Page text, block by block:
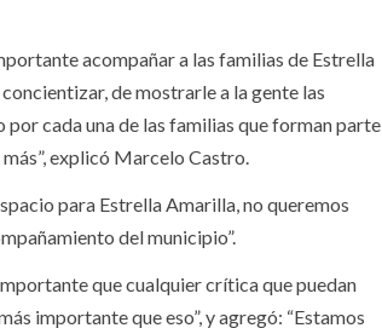
acompañar a las familias de Estrella
de mostrarle a la gente las
cada una de las familias que forman parte
explicó Marcelo Castro.
para Estrella Amarilla, no queremos
del municipio”.
que cualquier crítica que puedan
importante que eso”, y agregó: “Estamos